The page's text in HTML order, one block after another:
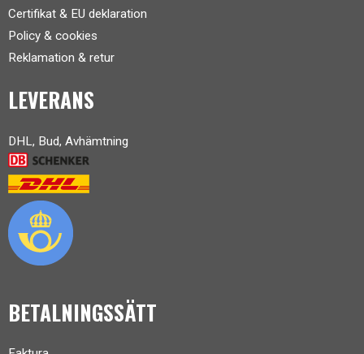
Certifikat & EU deklaration
Policy & cookies
Reklamation & retur
LEVERANS
DHL, Bud, Avhämtning
BETALNINGSSÄTT